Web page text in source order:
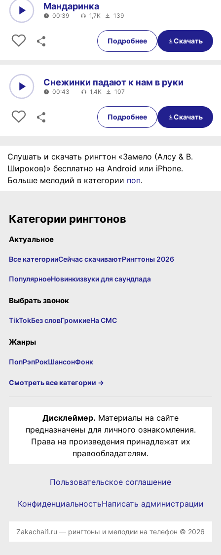
00:39
Мандаринка
00:39 1,7K 139
Подробнее Скачать
00:43
Снежинки падают к нам в руки
00:43 1,4K 107
Подробнее Скачать
Слушать и скачать рингтон «Замело (Алсу & В.
Широков)» бесплатно на Android или iPhone.
Больше мелодий в категории поп.
Категории рингтонов
Актуальное
Все категорииСейчас скачиваютРингтоны 2026
ПопулярноеНовинкизвуки для саундпада
Выбрать звонок
TikTokБез словГромкиеНа СМС
Жанры
ПопРэпРокШансонФонк
Смотреть все категории →
Дисклеймер. Материалы на сайте
предназначены для личного ознакомления.
Права на произведения принадлежат их
правообладателям.
Пользовательское соглашение
КонфиденциальностьНаписать администрации
Zakachai1.ru — рингтоны и мелодии на телефон © 2026